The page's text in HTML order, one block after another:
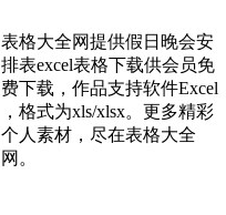
表格大全网提供假日晚会安
排表excel表格下载供会员免
费下载，作品支持软件Excel
，格式为xls/xlsx。更多精彩
个人素材，尽在表格大全
网。